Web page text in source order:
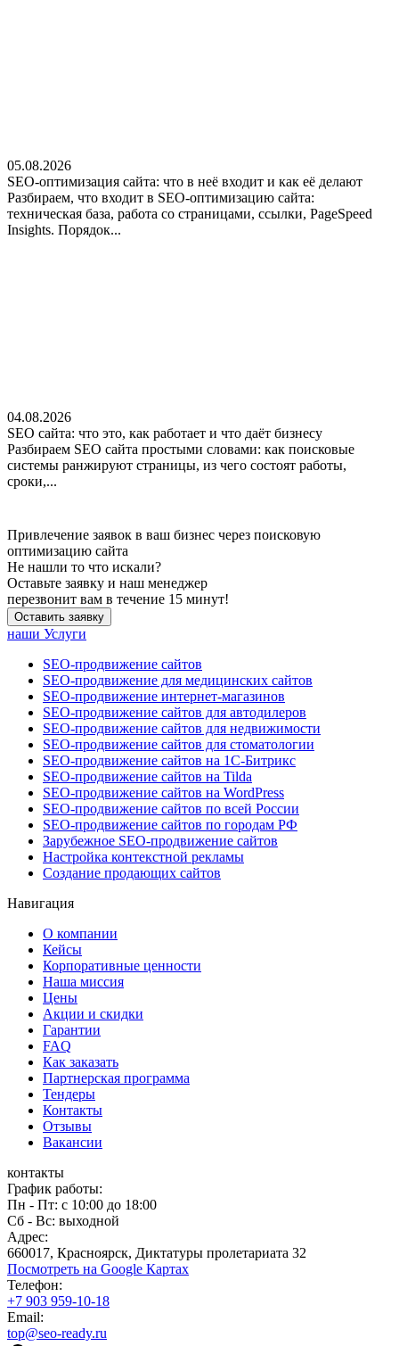
05.08.2026
SEO-оптимизация сайта: что в неё входит и как её делают
Разбираем, что входит в SEO-оптимизацию сайта:
техническая база, работа со страницами, ссылки, PageSpeed
Insights. Порядок...
04.08.2026
SEO сайта: что это, как работает и что даёт бизнесу
Разбираем SEO сайта простыми словами: как поисковые
системы ранжируют страницы, из чего состоят работы,
сроки,...
Привлечение заявок в ваш бизнес через поисковую
оптимизацию сайта
Не нашли то что искали?
Оставьте заявку и наш менеджер
перезвонит вам в течение 15 минут!
Оставить заявку
наши Услуги
SEO-продвижение сайтов
SEO-продвижение для медицинских сайтов
SEO-продвижение интернет-магазинов
SEO-продвижение сайтов для автодилеров
SEO-продвижение сайтов для недвижимости
SEO-продвижение сайтов для стоматологии
SEO-продвижение сайтов на 1С-Битрикс
SEO-продвижение сайтов на Tilda
SEO-продвижение сайтов на WordPress
SEO-продвижение сайтов по всей России
SEO-продвижение сайтов по городам РФ
Зарубежное SEO-продвижение сайтов
Настройка контекстной рекламы
Создание продающих сайтов
Навигация
О компании
Кейсы
Корпоративные ценности
Наша миссия
Цены
Акции и скидки
Гарантии
FAQ
Как заказать
Партнерская программа
Тендеры
Контакты
Отзывы
Вакансии
контакты
График работы:
Пн - Пт: с 10:00 до 18:00
Сб - Вс: выходной
Адрес:
660017, Красноярск, Диктатуры пролетариата 32
Посмотреть на Google Картах
Телефон:
+7 903 959-10-18
Email:
top@seo-ready.ru